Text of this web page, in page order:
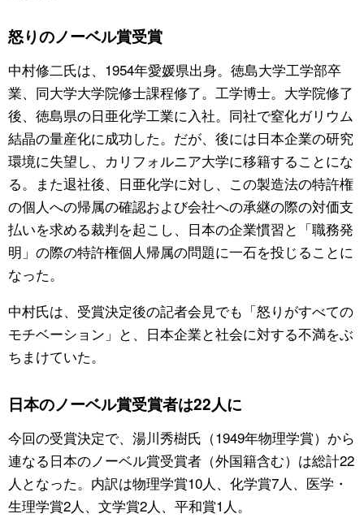
怒りのノーベル賞受賞
中村修二氏は、1954年愛媛県出身。徳島大学工学部卒
業、同大学大学院修士課程修了。工学博士。大学院修了
後、徳島県の日亜化学工業に入社。同社で窒化ガリウム
結晶の量産化に成功した。だが、後には日本企業の研究
環境に失望し、カリフォルニア大学に移籍することにな
る。また退社後、日亜化学に対し、この製造法の特許権
の個人への帰属の確認および会社への承継の際の対価支
払いを求める裁判を起こし、日本の企業慣習と「職務発
明」の際の特許権個人帰属の問題に一石を投じることに
なった。
中村氏は、受賞決定後の記者会見でも「怒りがすべての
モチベーション」と、日本企業と社会に対する不満をぶ
ちまけていた。
日本のノーベル賞受賞者は22人に
今回の受賞決定で、湯川秀樹氏（1949年物理学賞）から
連なる日本のノーベル賞受賞者（外国籍含む）は総計22
人となった。内訳は物理学賞10人、化学賞7人、医学・
生理学賞2人、文学賞2人、平和賞1人。